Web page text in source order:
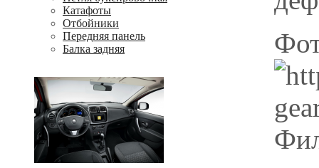
Катафоты
Отбойники
Передняя панель
Балка задняя